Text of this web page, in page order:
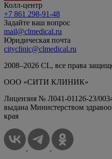
Колл-центр
+7 861 298-91-48
Задайте ваш вопрос
mail@clmedical.ru
Юридическая почта
cityclinic@clmedical.ru
2008–2026 СL, все права
ООО «СИТИ КЛИНИК»
Лицензия № Л041-01126-23/
выдана Министерством
края